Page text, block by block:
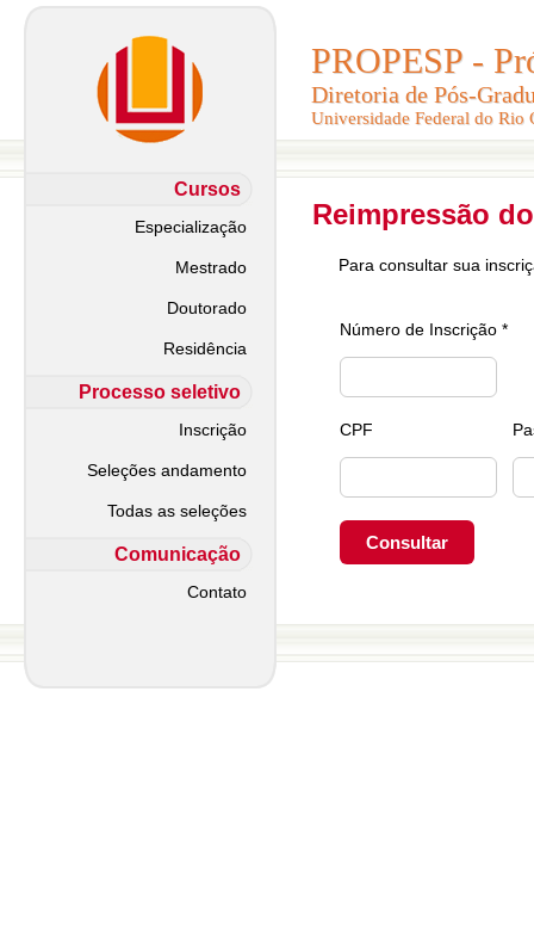
PROPESP -
Diretoria de Pós-
Universidade Federal do Rio
PROPESP -
Diretoria de Pós-
Universidade Federal do Rio
Cursos
Especialização
Mestrado
Doutorado
Residência
Processo seletivo
Inscrição
Seleções andamento
Todas as seleções
Comunicação
Contato
Reimpressão
Para consultar sua
Número de Inscrição *
CPF